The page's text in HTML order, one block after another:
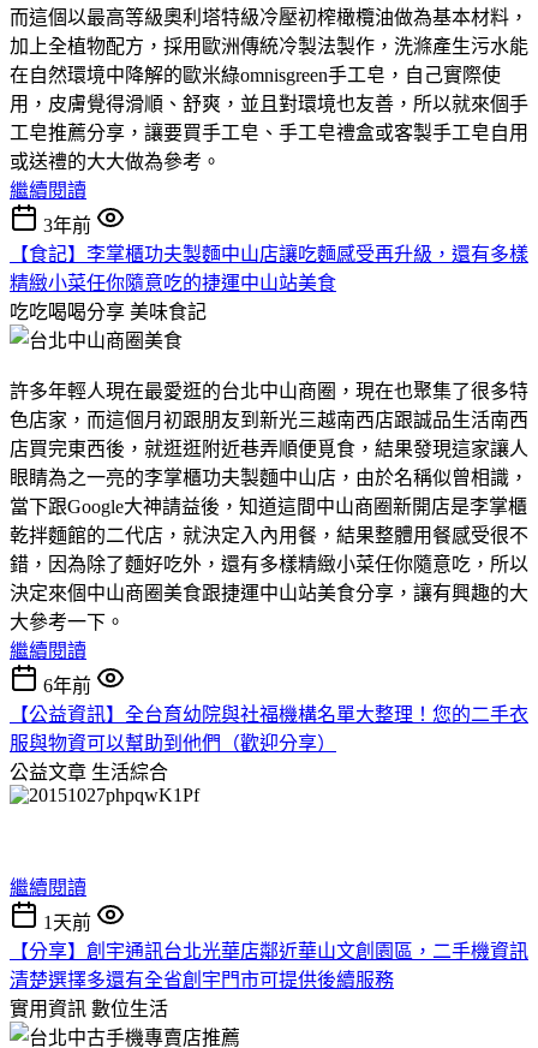
而這個以最高等級奧利塔特級冷壓初榨橄欖油做為基本材料，
加上全植物配方，採用歐洲傳統冷製法製作，洗滌產生污水能
在自然環境中降解的歐米綠omnisgreen手工皂，自己實際使
用，皮膚覺得滑順、舒爽，並且對環境也友善，所以就來個手
工皂推薦分享，讓要買手工皂、手工皂禮盒或客製手工皂自用
或送禮的大大做為參考。
繼續閱讀
3年前
【食記】李掌櫃功夫製麵中山店讓吃麵感受再升級，還有多樣
精緻小菜任你隨意吃的捷運中山站美食
吃吃喝喝分享 美味食記
許多年輕人現在最愛逛的台北中山商圈，現在也聚集了很多特
色店家，而這個月初跟朋友到新光三越南西店跟誠品生活南西
店買完東西後，就逛逛附近巷弄順便覓食，結果發現這家讓人
眼睛為之一亮的李掌櫃功夫製麵中山店，由於名稱似曾相識，
當下跟Google大神請益後，知道這間中山商圈新開店是李掌櫃
乾拌麵館的二代店，就決定入內用餐，結果整體用餐感受很不
錯，因為除了麵好吃外，還有多樣精緻小菜任你隨意吃，所以
決定來個中山商圈美食跟捷運中山站美食分享，讓有興趣的大
大參考一下。
繼續閱讀
6年前
【公益資訊】全台育幼院與社福機構名單大整理！您的二手衣
服與物資可以幫助到他們（歡迎分享）
公益文章 生活綜合
繼續閱讀
1天前
【分享】創宇通訊台北光華店鄰近華山文創園區，二手機資訊
清楚選擇多還有全省創宇門市可提供後續服務
實用資訊 數位生活